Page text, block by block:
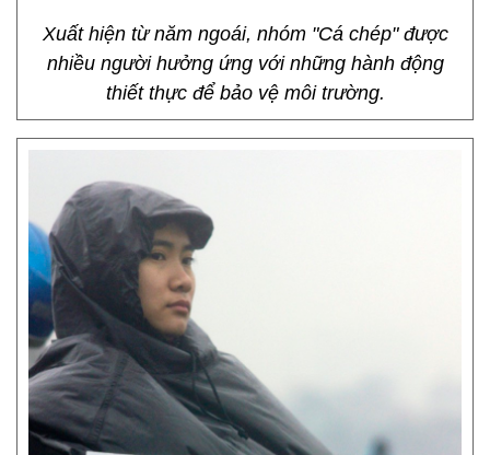
Xuất hiện từ năm ngoái, nhóm "Cá chép" được
nhiều người hưởng ứng với những hành động
thiết thực để bảo vệ môi trường.